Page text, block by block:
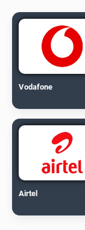
Vodafone
Airtel